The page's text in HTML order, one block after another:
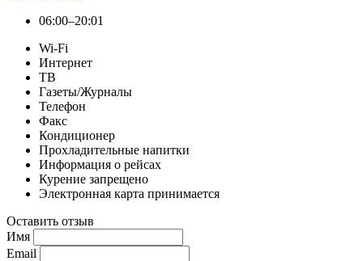
06:00–20:01
Wi-Fi
Интернет
ТВ
Газеты/Журналы
Телефон
Факс
Кондиционер
Прохладительные напитки
Информация о рейсах
Курение запрещено
Электронная карта принимается
Оставить отзыв
Имя
Email